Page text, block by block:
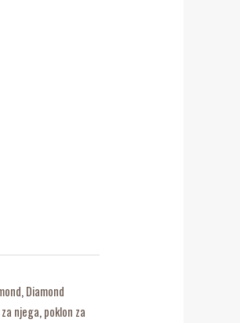
,Diamond
njega,poklon za